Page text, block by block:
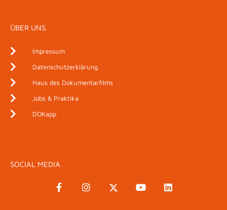
ÜBER UNS
Impressum
Datenschutzerklärung
Haus des Dokumentarfilms
Jobs & Praktika
DOKapp
SOCIAL MEDIA